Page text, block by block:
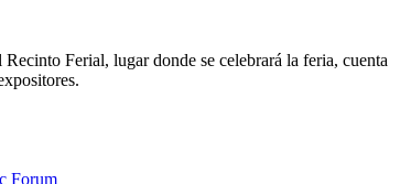
Ferial, lugar donde se celebrará la feria, cuenta